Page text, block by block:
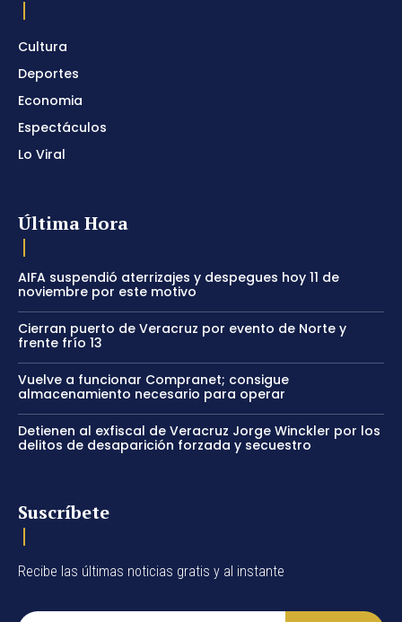
Cultura
Deportes
Economia
Espectáculos
Lo Viral
Última Hora
AIFA suspendió aterrizajes y despegues hoy 11 de
noviembre por este motivo
Cierran puerto de Veracruz por evento de Norte y
frente frío 13
Vuelve a funcionar Compranet; consigue
almacenamiento necesario para operar
Detienen al exfiscal de Veracruz Jorge Winckler por los
delitos de desaparición forzada y secuestro
Suscríbete
Recibe las últimas noticias gratis y al instante